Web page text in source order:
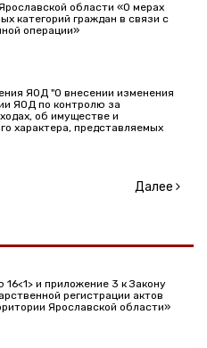
области «О мерах
категорий граждан в связи с
операции»
ЯОД "О внесении изменения
ЯОД по контролю за
об имуществе и
характера, представляемых
Далее
и приложение 3 к Закону
регистрации актов
Ярославской области»